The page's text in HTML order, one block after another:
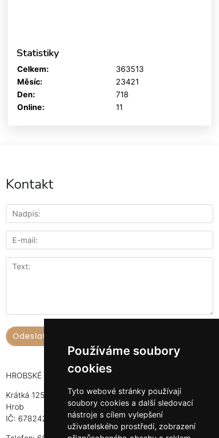
Používáme soubory
cookies
Tyto webové stránky používají
soubory cookies a další sledovací
nástroje s cílem vylepšení
uživatelského prostředí, zobrazení
Statistiky
Online: 11
Celkem:
363513
Měsíc:
23421
Den:
718
Kontakt
HROBSKÉ UZENINY
Krátká 125
Hrob
IČ: 67824234